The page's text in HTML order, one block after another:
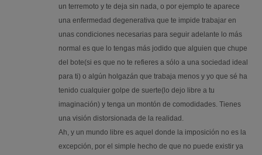
un terremoto y te deja sin nada, o por ejemplo te aparece
una enfermedad degenerativa que te impide trabajar en
unas condiciones necesarias para seguir adelante lo más
normal es que lo tengas más jodido que alguien que chupe
del bote(si es que no te refieres a sólo a una sociedad ideal
para ti) o algún holgazán que trabaja menos y yo que sé ha
tenido cualquier golpe de suerte(lo dejo libre a tu
imaginación) y tenga un montón de comodidades. Tienes
una visión distorsionada de la realidad.
Ah, y un mundo libre es aquel donde la imposición no es la
excepción, por el simple hecho de que no puede existir ya